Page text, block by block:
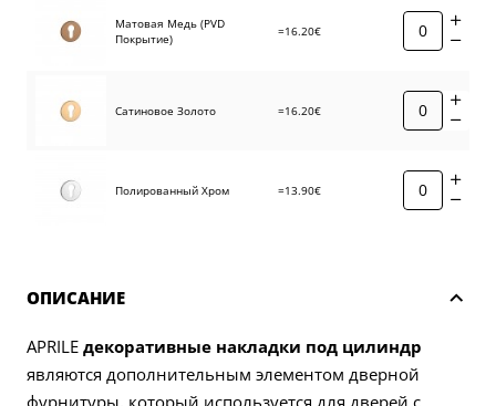
Матовая Медь (PVD
Покрытие)
=16.20€
Сатиновое Золото =16.20€
Полированный Хром =13.90€
ОПИСАНИЕ
APRILE декоративные накладки под цилиндр
являются дополнительным элементом дверной
фурнитуры, который используется для дверей с